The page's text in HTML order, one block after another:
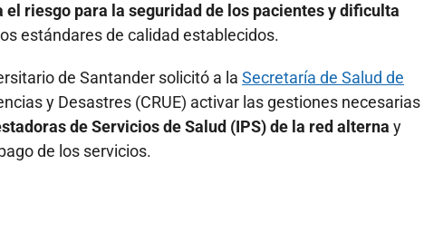
el riesgo para la seguridad de los pacientes y dificulta
estándares de calidad establecidos.
de Santander solicitó a la Secretaría de Salud de
y Desastres (CRUE) activar las gestiones necesarias
de Servicios de Salud (IPS) de la red alterna y
de los servicios.